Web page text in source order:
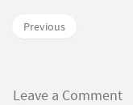
Previous
Leave a Comment